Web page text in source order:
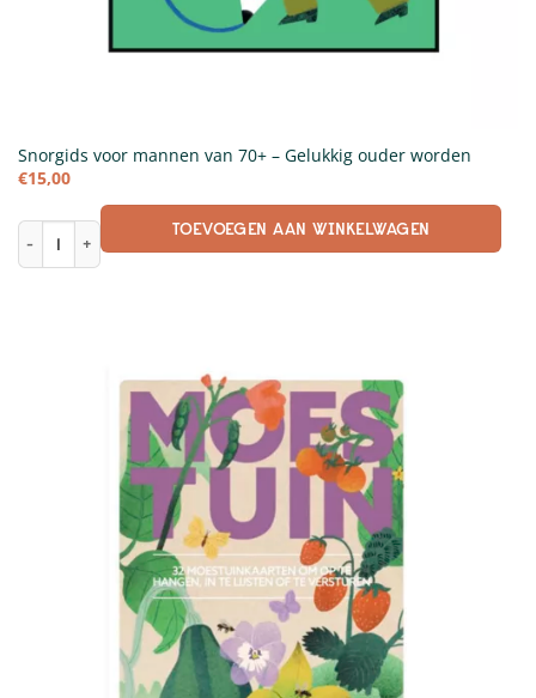
Snorgids voor mannen van 70+ – Gelukkig ouder worden
€15,00
Snorgids voor mannen van 70+ - Gelukkig ouder worden aantal
TOEVOEGEN AAN WINKELWAGEN